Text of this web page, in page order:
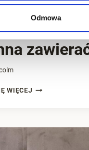
Odmowa
– co
WIĘCEJ FAKTURA
CO